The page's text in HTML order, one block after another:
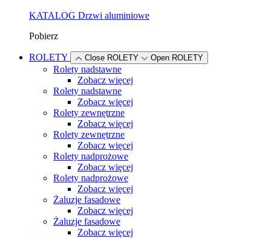
KATALOG Drzwi aluminiowe
Pobierz
ROLETY Close ROLETY Open ROLETY
Rolety nadstawne
Zobacz więcej
Rolety nadstawne
Zobacz więcej
Rolety zewnętrzne
Zobacz więcej
Rolety zewnętrzne
Zobacz więcej
Rolety nadprożowe
Zobacz więcej
Rolety nadprożowe
Zobacz więcej
Żaluzje fasadowe
Zobacz więcej
Żaluzje fasadowe
Zobacz więcej